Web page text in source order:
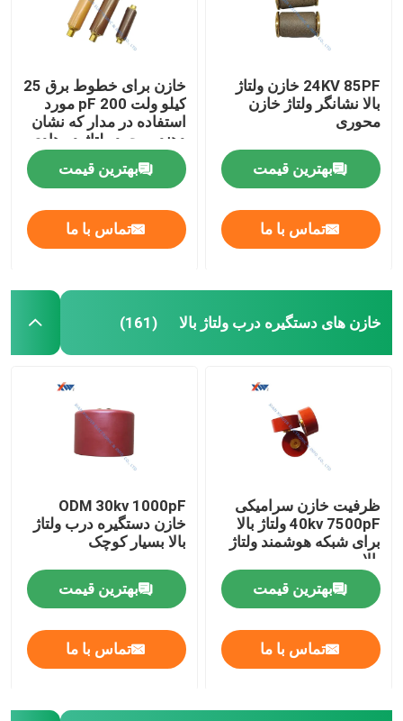
24KV 85PF خازن ولتاژ
بالا نشانگر ولتاژ خازن
محوری
بهترین قیمت
تماس با ما
خازن برای خطوط برق 25
کیلو ولت 200 pF مورد
استفاده در مدار که نشان
دهنده وجود ولتاژ در هادی
ها است
بهترین قیمت
تماس با ما
خازن های دستگیره درب ولتاژ بالا (161)
ظرفیت خازن سرامیکی
40kv 7500pF ولتاژ بالا
برای شبکه هوشمند ولتاژ
بالا
بهترین قیمت
تماس با ما
ODM 30kv 1000pF
خازن دستگیره درب ولتاژ
بالا بسیار کوچک
بهترین قیمت
تماس با ما